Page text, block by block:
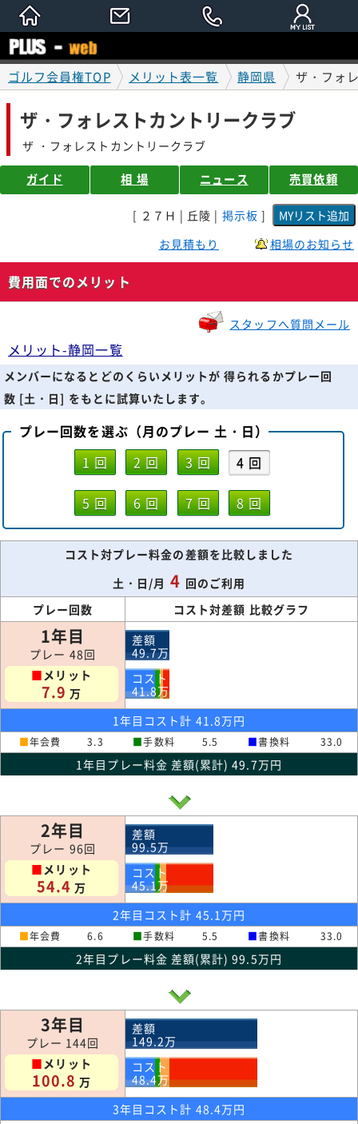
ゴルフ会員権TOP メリット表一覧 静岡県 ザ・フォ
ザ・フォレストカントリークラブ
ザ ・フォレストカントリークラブ
ガイド 相 場 ニュース 売買依頼
[ ２７Ｈ | 丘陵 | 掲示板 ]
お見積もり
相場のお知らせ
費用面でのメリット
スタッフへ質問メール
メリット-静岡一覧
メンバーになるとどのくらいメリットが 得られるかプレー回
数 [土・日] をもとに試算いたします。
プレー回数を選ぶ（月のプレー 土・日）
1 回
2 回 3 回 4 回
5 回 6 回 7 回 8 回
コスト対プレー料金の差額を比較しました
土・日/月 4 回のご利用
プレー回数
コスト対差額 比較グラフ
1年目
プレー 48回
■メリット
7.9 万
差額
49.7万
コスト
41.8万
1年目コスト計 41.8万円
■年会費 3.3 ■手数料 5.5 ■書換料 33.0
1年目プレー料金 差額(累計) 49.7万円
2年目
プレー 96回
■メリット
54.4 万
差額
99.5万
コスト
45.1万
2年目コスト計 45.1万円
■年会費 6.6 ■手数料 5.5 ■書換料 33.0
2年目プレー料金 差額(累計) 99.5万円
3年目
プレー 144回
■メリット
100.8 万
差額
149.2万
コスト
48.4万
3年目コスト計 48.4万円